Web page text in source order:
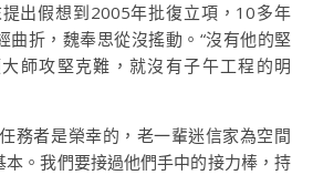
出假想到2005年批復立項，10多年
曲折，魏奉思從沒搖動。“沒有他的堅
師攻堅克難，就沒有子午工程的明
務者是榮幸的，老一輩迷信家為空間
。我們要接過他們手中的接力棒，持